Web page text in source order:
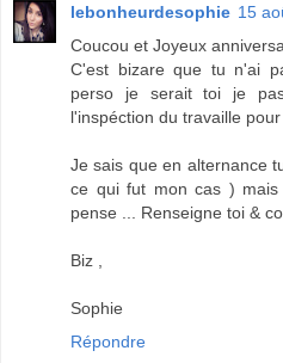
lebonheurdesophie 15
Coucou et Joyeux
C'est bizare que tu n'ai
perso je serait toi je
l'inspéction du travaille
Je sais que en alternance
ce qui fut mon cas )
pense ... Renseigne toi &
Biz ,
Sophie
Répondre